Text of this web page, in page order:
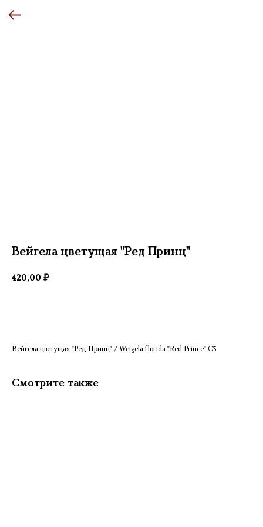
Вейгела цветущая "Ред Принц"
420,00 ₽
Вейгела цветущая "Ред Принц" / Weigela florida "Red Prince" C3
Смотрите также